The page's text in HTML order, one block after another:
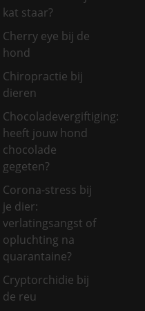
kat staar?
Cherry eye bij de
hond
Chiropractie bij
dieren
Chocoladevergiftiging:
heeft jouw hond
chocolade
gegeten?
Corona-stress bij
je dier:
verlatingsangst of
opluchting na
quarantaine?
Cryptorchidie bij
de reu